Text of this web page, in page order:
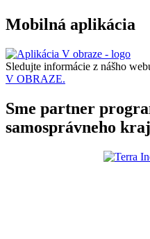
Mobilná aplikácia
Sledujte informácie z nášho
V OBRAZE.
Sme partner
samosprávneho